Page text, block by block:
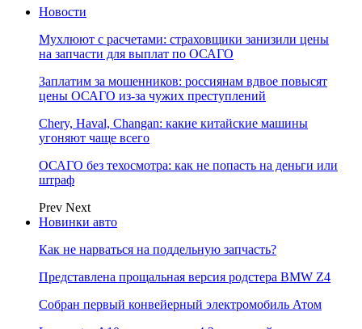
Новости
Мухлюют с расчетами: страховщики занизили цены
на запчасти для выплат по ОСАГО
Заплатим за мошенников: россиянам вдвое повысят
цены ОСАГО из-за чужих преступлений
Chery, Haval, Changan: какие китайские машины
угоняют чаще всего
ОСАГО без техосмотра: как не попасть на деньги или
штраф
Prev Next
Новинки авто
Как не нарваться на поддельную запчасть?
Представлена прощальная версия родстера BMW Z4
Собран первый конвейерный электромобиль Атом